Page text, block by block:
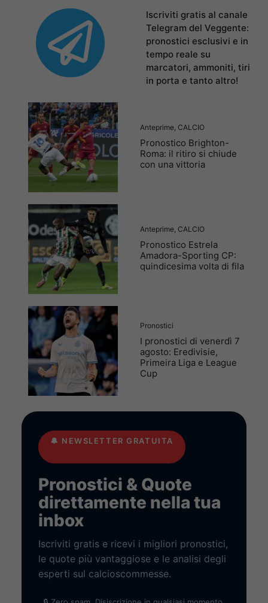
Iscriviti gratis al canale
Telegram del Veggente:
pronostici esclusivi e in
tempo reale su
marcatori, ammoniti, tiri
in porta e tanto altro!
Anteprime CALCIO
Pronostico Brighton-
Roma: il ritiro si chiude
con una vittoria
Anteprime CALCIO
Pronostico Estrela
Amadora-Sporting CP:
quindicesima volta di fila
Pronostici
I pronostici di venerdì 7
agosto: Eredivisie,
Primeira Liga e League
Cup
🔔 NEWSLETTER GRATUITA
Pronostici & Quote
direttamente nella tua
inbox
Iscriviti gratis e ricevi i migliori pronostici,
le quote più vantaggiose e le analisi degli
esperti sul calcioscommesse.